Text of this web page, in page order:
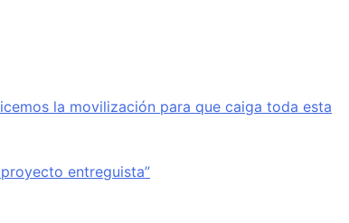
la movilización para que caiga toda esta
entreguista”